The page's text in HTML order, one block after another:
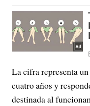
La cifra representa
cuatro años y
destinada al